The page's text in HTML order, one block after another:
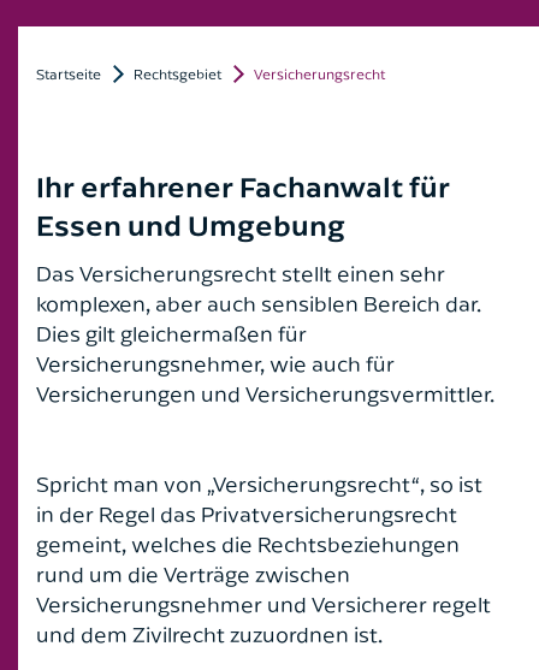
Dr. Peter Küpperfahrenberg
Roland Rautenberger
Florian von der Burg
Friederike Pohl
Jana Frenzel-Greif
Arzt- und Arzthaftungsrecht
Bankrecht
Baurecht
Erbrecht
Fahrerlaubnisrecht
Gesellschaftsrecht
Grundstücksrecht
Handelsrecht
Kaufrecht
Betreuungsverfügung
7 Fragen & Antworten zum Thema
Verkehrs- und Ordnungswidrigkeitenrecht
Vier Fragen zum Scheidungstermin
Wissenswertes zur Abmahnung
FAQ Öffentliches Baurecht
Startseite Rechtsgebiet Versicherungsrecht
Ihr erfahrener Fachanwalt für
Essen und Umgebung
Das Versicherungsrecht stellt einen sehr
komplexen, aber auch sensiblen Bereich dar.
Dies gilt gleichermaßen für
Versicherungsnehmer, wie auch für
Versicherungen und Versicherungsvermittler.
Spricht man von „Versicherungsrecht“, so ist
in der Regel das Privatversicherungsrecht
gemeint, welches die Rechtsbeziehungen
rund um die Verträge zwischen
Versicherungsnehmer und Versicherer regelt
und dem Zivilrecht zuzuordnen ist.